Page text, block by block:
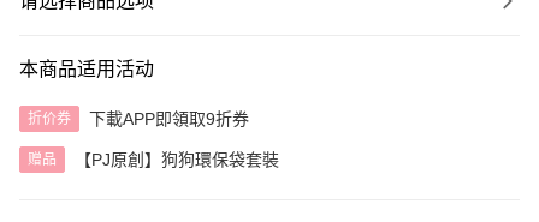
本商品适用活动
折价券 下載APP即領取9折券
赠品 【PJ原創】狗狗環保袋套裝